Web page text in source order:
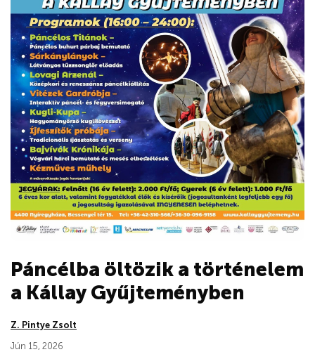
Páncélba öltözik a történelem
a Kállay Gyűjteményben
Z. Pintye Zsolt
Jún 15, 2026